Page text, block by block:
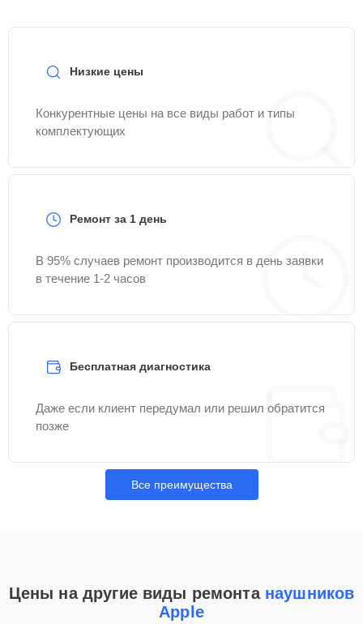
Низкие цены
Конкурентные цены на все виды работ и типы
комплектующих
Ремонт за 1 день
В 95% случаев ремонт производится в день заявки
в течение 1-2 часов
Бесплатная диагностика
Даже если клиент передумал или решил обратится
позже
Все преимущества
Цены на другие виды ремонта наушников
Apple